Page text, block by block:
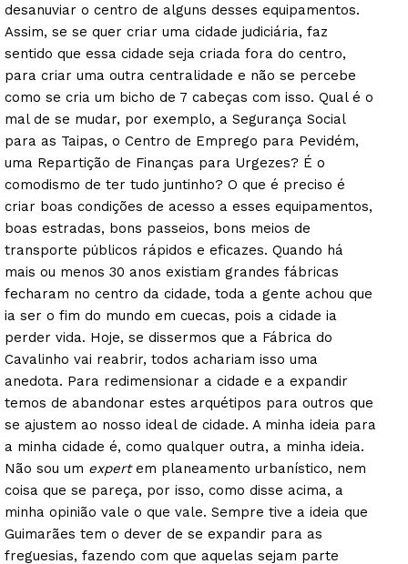
desanuviar o centro de alguns desses equipamentos.
Assim, se se quer criar uma cidade judiciária, faz
sentido que essa cidade seja criada fora do centro,
para criar uma outra centralidade e não se percebe
como se cria um bicho de 7 cabeças com isso. Qual é o
mal de se mudar, por exemplo, a Segurança Social
para as Taipas, o Centro de Emprego para Pevidém,
uma Repartição de Finanças para Urgezes? É o
comodismo de ter tudo juntinho? O que é preciso é
criar boas condições de acesso a esses equipamentos,
boas estradas, bons passeios, bons meios de
transporte públicos rápidos e eficazes. Quando há
mais ou menos 30 anos existiam grandes fábricas
fecharam no centro da cidade, toda a gente achou que
ia ser o fim do mundo em cuecas, pois a cidade ia
perder vida. Hoje, se dissermos que a Fábrica do
Cavalinho vai reabrir, todos achariam isso uma
anedota. Para redimensionar a cidade e a expandir
temos de abandonar estes arquétipos para outros que
se ajustem ao nosso ideal de cidade. A minha ideia para
a minha cidade é, como qualquer outra, a minha ideia.
Não sou um expertem planeamento urbanístico, nem
coisa que se pareça, por isso, como disse acima, a
minha opinião vale o que vale. Sempre tive a ideia que
Guimarães tem o dever de se expandir para as
freguesias, fazendo com que aquelas sejam parte